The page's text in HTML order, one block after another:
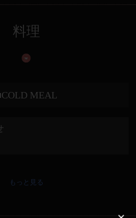
料理
MEAL
もっと見る
舗情報をシェアする